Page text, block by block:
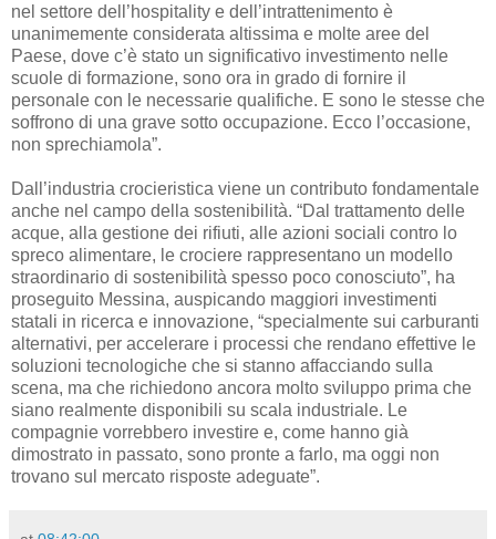
nel settore dell’hospitality e dell’intrattenimento è
unanimemente considerata altissima e molte aree del
Paese, dove c’è stato un significativo investimento nelle
scuole di formazione, sono ora in grado di fornire il
personale con le necessarie qualifiche. E sono le stesse che
soffrono di una grave sotto occupazione. Ecco l’occasione,
non sprechiamola”.
Dall’industria crocieristica viene un contributo fondamentale
anche nel campo della sostenibilità. “Dal trattamento delle
acque, alla gestione dei rifiuti, alle azioni sociali contro lo
spreco alimentare, le crociere rappresentano un modello
straordinario di sostenibilità spesso poco conosciuto”, ha
proseguito Messina, auspicando maggiori investimenti
statali in ricerca e innovazione, “specialmente sui carburanti
alternativi, per accelerare i processi che rendano effettive le
soluzioni tecnologiche che si stanno affacciando sulla
scena, ma che richiedono ancora molto sviluppo prima che
siano realmente disponibili su scala industriale. Le
compagnie vorrebbero investire e, come hanno già
dimostrato in passato, sono pronte a farlo, ma oggi non
trovano sul mercato risposte adeguate”.